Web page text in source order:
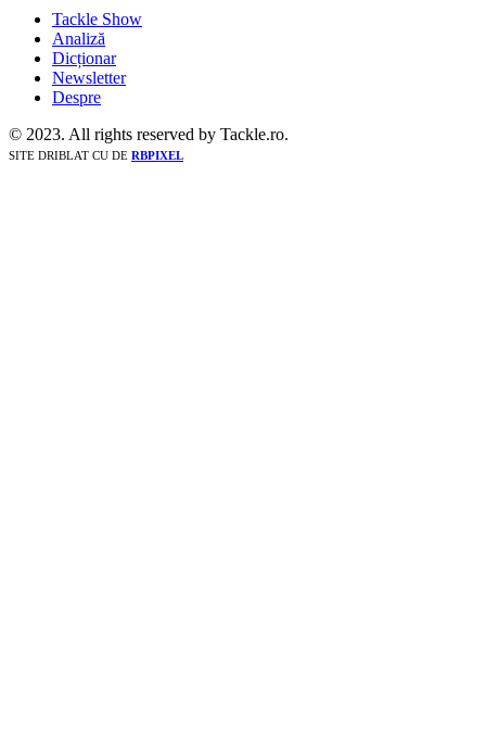
Tackle Show
Analiză
Dicționar
Newsletter
Despre
© 2023. All rights reserved by Tackle.ro.
SITE DRIBLAT CU DE RBPIXEL